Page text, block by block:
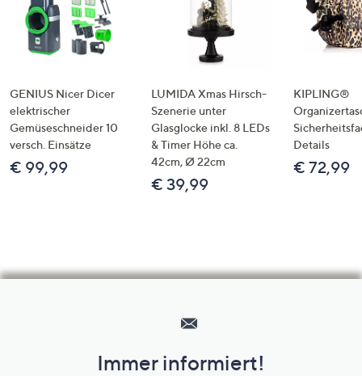
GENIUS Nicer Dicer
elektrischer
Gemüseschneider 10
versch. Einsätze
€ 99,99
LUMIDA Xmas Hirsch-
Szenerie unter
Glasglocke inkl. 8 LEDs
& Timer Höhe ca.
42cm, Ø 22cm
€ 39,99
KIPLING®
Details
€ 72,99
Unternehmensinformationen
Immer informiert!